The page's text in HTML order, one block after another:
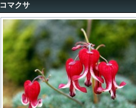
コマクサ